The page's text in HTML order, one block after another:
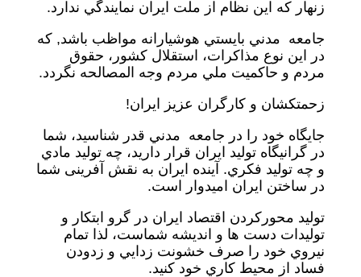
زنهار كه اين نظام از ملت ايران نمايندگي ندارد.
جامعه مدني بايستي هوشيارانه مواظب باشد, که
در این نوع مذاكرات، استقلال کشور، حقوق
مردم و حاكميت ملي مردم وجه المصالحه نگردد.
زحمتكشان و كارگران عزیز ايران!
جايگاه خود را در جامعه مدني قدر شناسيد، شما
در گرانيگاه توليد ايران قرار داريد، چه تولید مادي
و چه توليد فكري. آینده ايران به نقش آفرینی شما
در ساختن ايران اميدوار است.
توليد محوركردن اقتصاد ايران در گرو ابتکار و
تولیدات دست ها و انديشه شماست، لذا تمام
نيروي خود را صرف خشونت زدايي و زدودن
فساد از محيط كاري خود كنيد.